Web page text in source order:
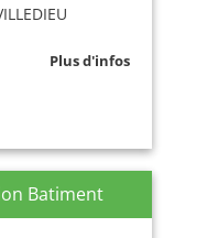
Plus d'infos
Batiment